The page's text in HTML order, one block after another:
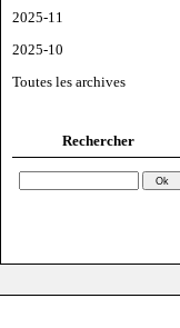
2025-11
2025-10
Toutes les archives
Rechercher